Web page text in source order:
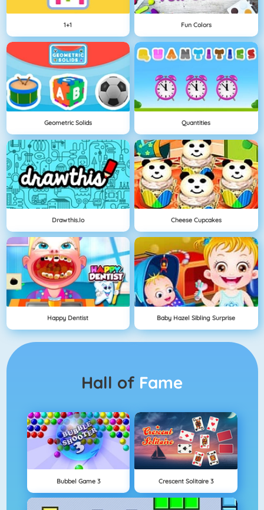
1+1 Fun Colors
Geometric Solids Quantities
Drawthis.io Cheese Cupcakes
Happy Dentist Baby Hazel Sibling Surprise
Hall of Fame
Bubbel Game 3 Crescent Solitaire 3